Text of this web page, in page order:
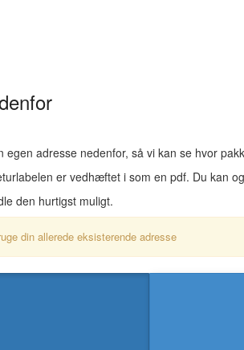
adresse nedenfor, så vi kan se hvor
er vedhæftet i som en pdf. Du kan
den hurtigst muligt.
din allerede eksisterende adresse